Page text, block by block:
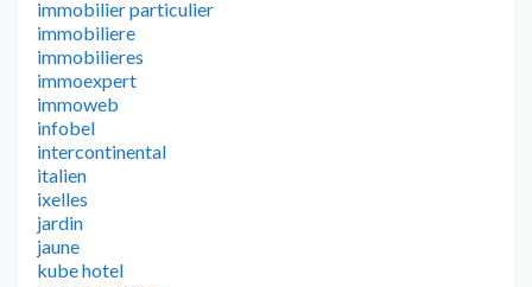
immobilier particulier
immobiliere
immobilieres
immoexpert
immoweb
infobel
intercontinental
italien
ixelles
jardin
jaune
kube hotel